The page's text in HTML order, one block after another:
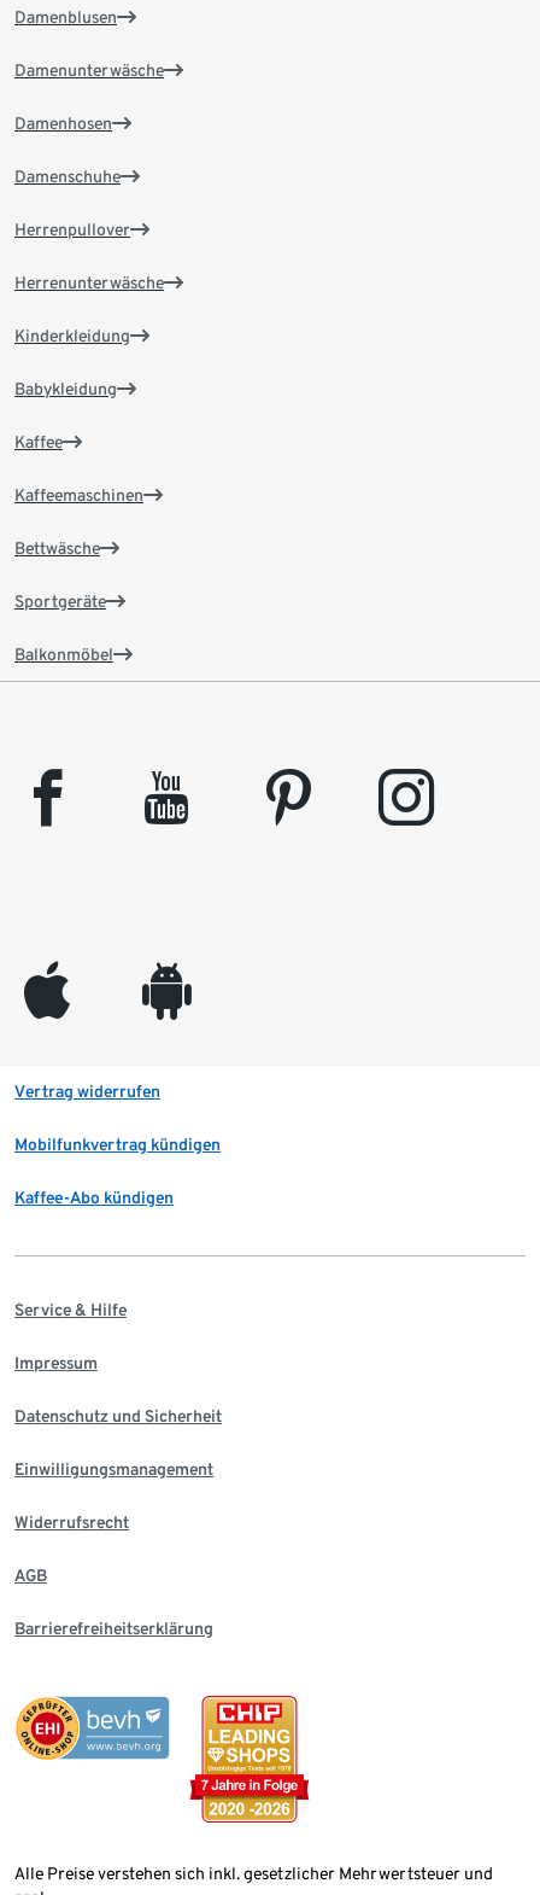
Damenblusen
Damenunterwäsche
Damenhosen
Damenschuhe
Herrenpullover
Herrenunterwäsche
Kinderkleidung
Babykleidung
Kaffee
Kaffeemaschinen
Bettwäsche
Sportgeräte
Balkonmöbel
facebook youtube pinterest instagram
appleinc android
Vertrag widerrufen
Mobilfunkvertrag kündigen
Kaffee-Abo kündigen
Service & Hilfe
Impressum
Datenschutz und Sicherheit
Einwilligungsmanagement
Widerrufsrecht
AGB
Barrierefreiheitserklärung
Alle Preise verstehen sich inkl. gesetzlicher Mehrwertsteuer und